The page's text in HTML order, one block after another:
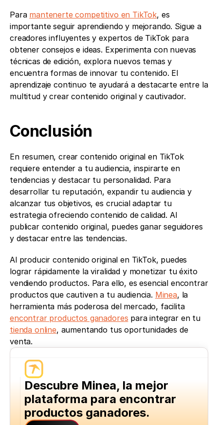
Para mantenerte competitivo en TikTok, es
importante seguir aprendiendo y mejorando. Sigue a
creadores influyentes y expertos de TikTok para
obtener consejos e ideas. Experimenta con nuevas
técnicas de edición, explora nuevos temas y
encuentra formas de innovar tu contenido. El
aprendizaje continuo te ayudará a destacarte entre la
multitud y crear contenido original y cautivador.
Conclusión
En resumen, crear contenido original en TikTok
requiere entender a tu audiencia, inspirarte en
tendencias y destacar tu personalidad. Para
desarrollar tu reputación, expandir tu audiencia y
alcanzar tus objetivos, es crucial adaptar tu
estrategia ofreciendo contenido de calidad. Al
publicar contenido original, puedes ganar seguidores
y destacar entre las tendencias.
Al producir contenido original en TikTok, puedes
lograr rápidamente la viralidad y monetizar tu éxito
vendiendo productos. Para ello, es esencial encontrar
productos que cautiven a tu audiencia. Minea, la
herramienta más poderosa del mercado, facilita
encontrar productos ganadores
tienda online, aumentando tus oportunidades de
venta.
Descubre Minea, la mejor
plataforma para encontrar
productos ganadores.